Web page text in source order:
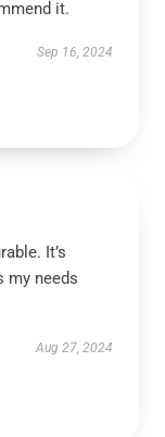
it.
Sep 16, 2024
It’s
my needs
Aug 27, 2024